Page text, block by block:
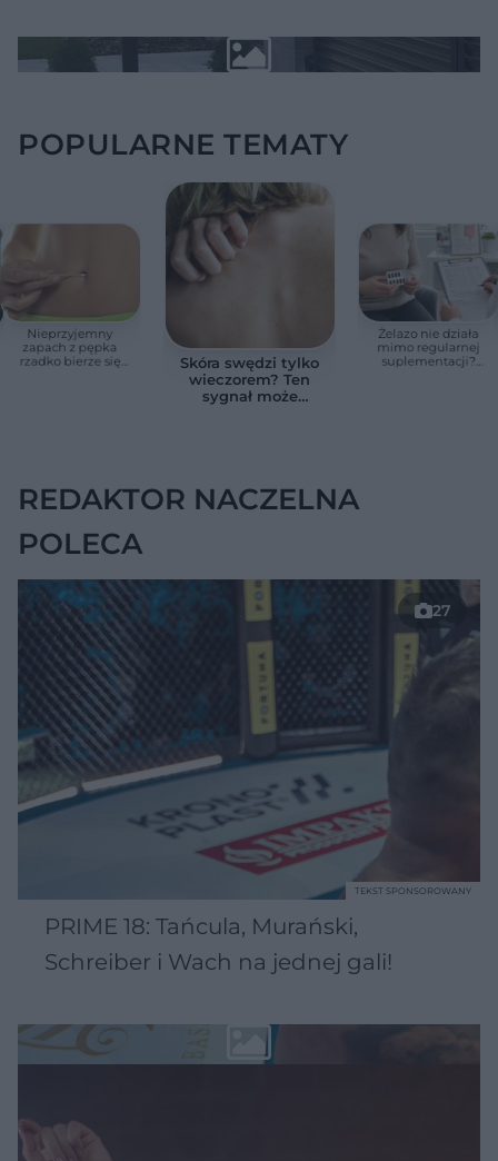
POPULARNE TEMATY
Nieprzyjemny
zapach z pępka
rzadko bierze się
Skóra swędzi tylko
wieczorem? Ten
sygnał może
Żelazo nie działa
mimo regularnej
suplementacji?
REDAKTOR NACZELNA
POLECA
27
PRIME 18: Tańcula, Murański,
Schreiber i Wach na jednej gali!
TEKST SPONSOROWANY